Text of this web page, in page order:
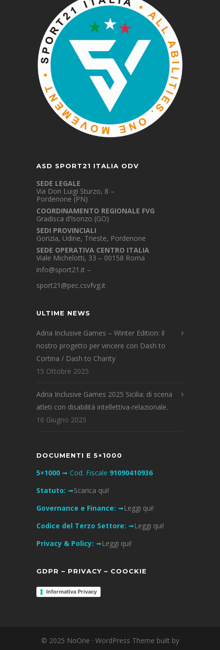
ASD SPORT21 ITALIA ODV
SEDE LEGALE
Via Don Luigi Sturzo, 8 –
Pordenone (PN)
COORDINAMENTO REGIONALE FVG
Gradisca d’Isonzo (GO)
SEDI PROVINCIALI
Gorizia, Udine, Trieste, Pordenone
SEDE OPERATIVA CENTRO ITALIA
Viale Michelotti, 33 – 00158 Roma
info@sport21.it –
sport21@pec.csvfvg.it
ULTIME NEWS
Adria Inclusive Games – Winter Edition: il
nostro progetto per vincere con Dash to
Cortina / Dash to Charity
15 Ottobre 2025
Adria Inclusive Games 2025 Sicilia: di scena
atleti con disabilità intellettiva-relazionale.
16 Giugno 2025
DOCUMENTI E 5×1000
5×1000 ➟ Cod. Fiscale 91090410936
Statuto: ➟Scarica qui!
Governance e Finance: ➟Leggi qui!
Codice del Terzo Settore: ➟Leggi qui!
Privacy & Policy: ➟Leggi qui!
GDPR – PRIVACY – COOCKIE
Informativa Privacy
© 2025 NoOne · WordPress Theme built by